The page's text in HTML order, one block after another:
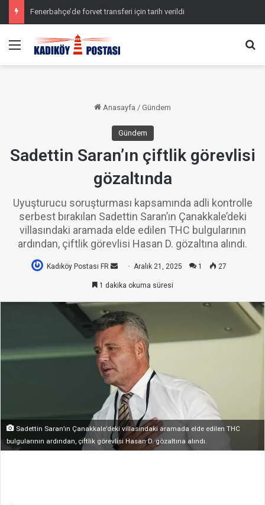
Fenerbahçe’de forvet transferi için tarih verildi
Menü
Anasayfa / Gündem
Gündem
Sadettin Saran’ın çiftlik görevlisi
gözaltında
Uyuşturucu soruşturması kapsamında adli kontrolle
serbest bırakılan Sadettin Saran’ın Çanakkale’deki
villasındaki aramada elde edilen THC bulgularının
ardından, çiftlik görevlisi Hasan D. gözaltına alındı.
Kadıköy Postası FR
e-
göndermek
Aralık 21, 2025 1 27
1 dakika okuma süresi
Sadettin Saran’ın Çanakkale’deki villasındaki aramada elde edilen THC
bulgularının ardından, çiftlik görevlisi Hasan D. gözaltına alındı.